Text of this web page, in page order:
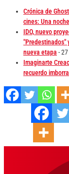
Crónica de
cines: Una
IDO, nuevo
"Predestinados"
nueva etapa -
Imaginarte
recuerdo